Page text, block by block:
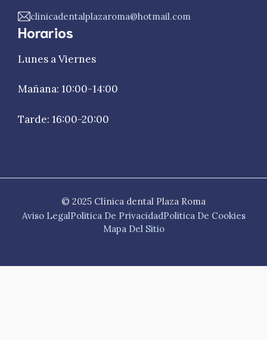
clinicadentalplazaroma@hotmail.com
Horarios
Lunes a Viernes
Mañana: 10:00-14:00
Tarde: 16:00-20:00
© 2025 Clínica dental Plaza Roma
Aviso LegalPolitica De PrivacidadPolitica De Cookies
Mapa Del Sitio